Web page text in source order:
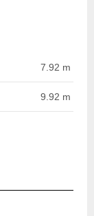
7.92 m / 26
9.92 m / 33